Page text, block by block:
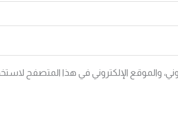
والموقع الإلكتروني في هذا المتصفح